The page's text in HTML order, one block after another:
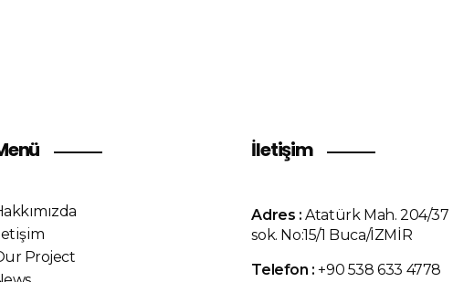
Project
İletişim
Adres : Atatürk Mah. 204/37
sok. No:15/1 Buca/İZMİR
Telefon : +90 538 633 4778